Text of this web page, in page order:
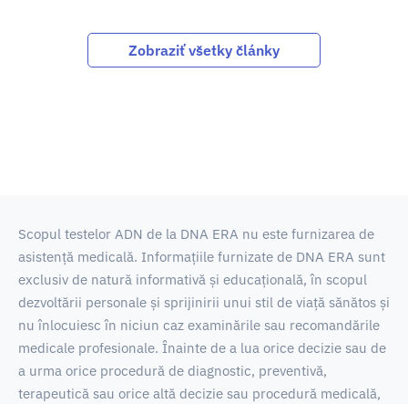
Zobraziť všetky články
Scopul testelor ADN de la DNA ERA nu este furnizarea de
asistență medicală. Informațiile furnizate de DNA ERA sunt
exclusiv de natură informativă și educațională, în scopul
dezvoltării personale și sprijinirii unui stil de viață sănătos și
nu înlocuiesc în niciun caz examinările sau recomandările
medicale profesionale. Înainte de a lua orice decizie sau de
a urma orice procedură de diagnostic, preventivă,
terapeutică sau orice altă decizie sau procedură medicală,